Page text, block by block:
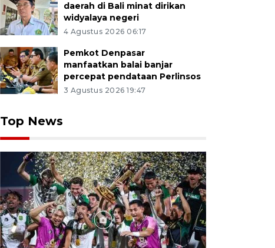
daerah di Bali minat dirikan
widyalaya negeri
4 Agustus 2026 06:17
Pemkot Denpasar
manfaatkan balai banjar
percepat pendataan Perlinsos
3 Agustus 2026 19:47
Top News